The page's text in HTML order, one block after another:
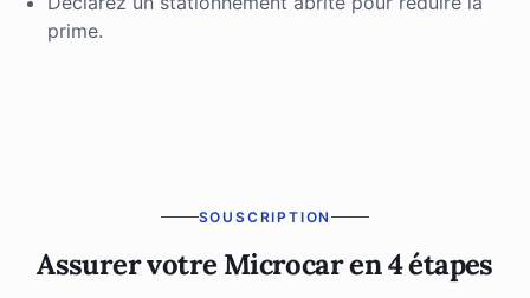
prime.
SOUSCRIPTION
Assurer votre Microcar en 4 étapes